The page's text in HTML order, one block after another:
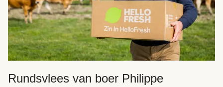
Rundsvlees van boer Philippe